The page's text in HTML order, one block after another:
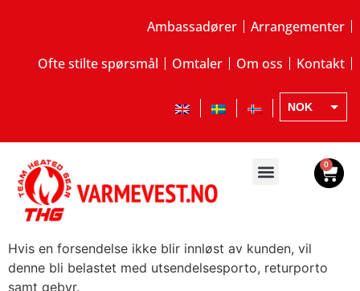
Ambassadører Arrangementer
Ofte stilte spørsmål Omtaler Om oss Kontakt
NOK
0
Hvis en forsendelse ikke blir innløst av kunden, vil
denne bli belastet med utsendelsesporto, returporto
samt gebyr.